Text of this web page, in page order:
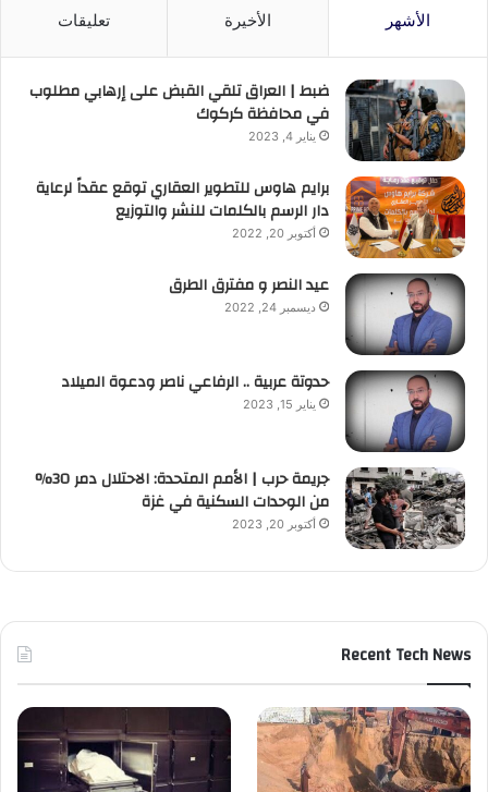
الأشهر الأخيرة تعليقات
ضبط | العراق تلقي القبض على إرهابي مطلوب
في محافظة كركوك
يناير 4, 2023
برايم هاوس للتطوير العقاري توقع عقداً لرعاية
دار الرسم بالكلمات للنشر والتوزيع
أكتوبر 20, 2022
عيد النصر و مفترق الطرق
ديسمبر 24, 2022
حدوتة عربية .. الرفاعي ناصر ودعوة الميلاد
يناير 15, 2023
جريمة حرب | الأمم المتحدة: الاحتلال دمر 30%
من الوحدات السكنية في غزة
أكتوبر 20, 2023
Recent Tech News